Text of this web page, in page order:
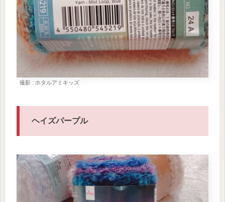
撮影 : ホタルアミキッズ
ヘイズパープル